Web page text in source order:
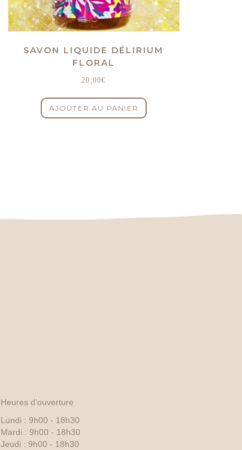
SAVON LIQUIDE DÉLIRIUM
FLORAL
20,00€
AJOUTER AU PANIER
Heures d’ouverture
Lundi : 9h00 - 18h30
Mardi : 9h00 - 18h30
Jeudi : 9h00 - 18h30